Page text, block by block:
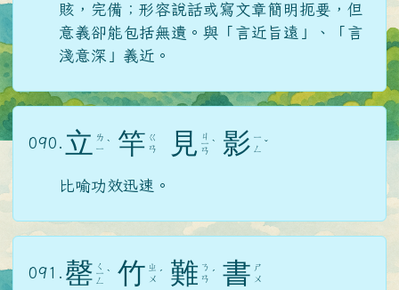
賅，完備；形容說話或寫文章簡明扼要，但
意義卻能包括無遺。與「言近旨遠」、「言
淺意深」義近。
090. 立 ㄌ
ㄧ ˋ 竿 ㄍ
ㄢ
見 ㄐ
ㄧ
ㄢ
ˋ 影 ㄧ
ㄥ ˇ
比喻功效迅速。
091. 罄 ㄑ
ㄧ
ㄥ
ˋ 竹 ㄓ
ㄨ ˊ 難 ㄋ
ㄢ ˊ 書 ㄕ
ㄨ